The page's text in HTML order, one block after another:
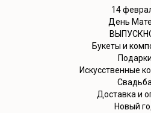
14
День
Букеты и
Подарки
Искусственные
Доставка и
Новый